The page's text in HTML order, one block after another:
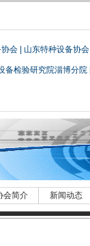
会 山东特种设备协会
备检验研究院淄博分院
会简介 新闻动态